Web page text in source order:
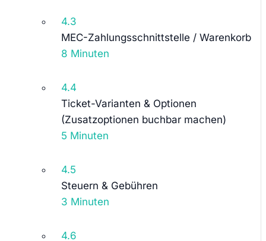
4.3
MEC-Zahlungsschnittstelle / Warenkorb
8 Minuten
4.4
Ticket-Varianten & Optionen
(Zusatzoptionen buchbar machen)
5 Minuten
4.5
Steuern & Gebühren
3 Minuten
4.6